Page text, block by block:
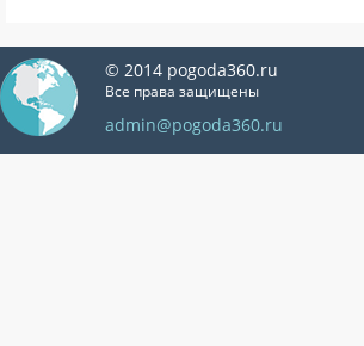
© 2014 pogoda360.ru
Все права защищены
admin@pogoda360.ru